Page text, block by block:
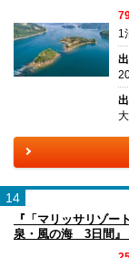
1
14
『「マリッサリゾ
泉・風の海 3日間』